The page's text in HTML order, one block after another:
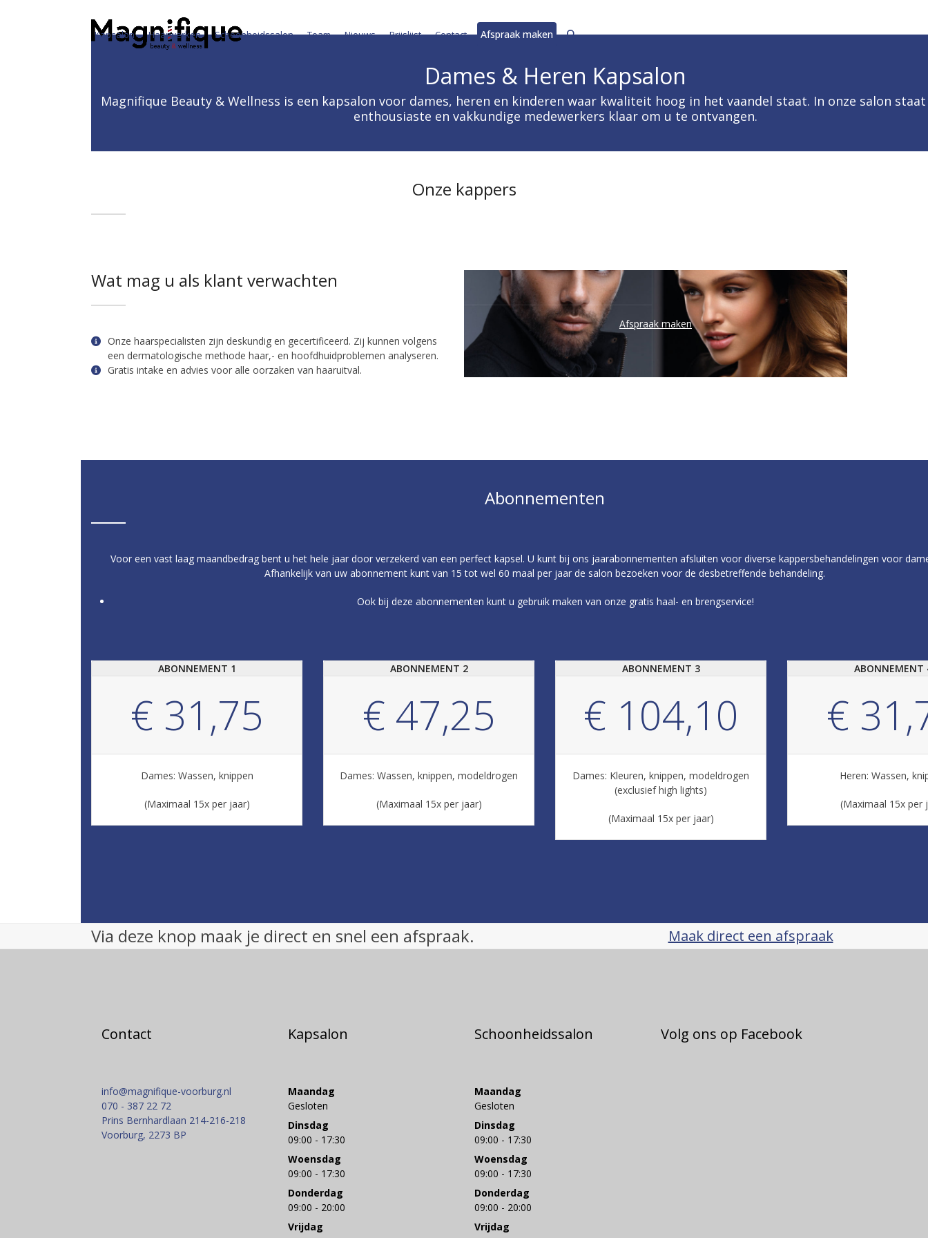
Kapsalon Haarwerken Schoonheidssalon Team Nieuws Prijslijst Contact Afspraak maken
Dames & Heren Kapsalon
Magnifique Beauty & Wellness is een kapsalon voor dames, heren en kinderen waar kwaliteit hoog in het vaandel staat. In onze salon
enthousiaste en vakkundige medewerkers klaar om u te ontvangen.
Onze kappers
Wat mag u als klant verwachten
Onze haarspecialisten zijn deskundig en gecertificeerd. Zij kunnen volgens
een dermatologische methode haar,- en hoofdhuidproblemen analyseren.
Gratis intake en advies voor alle oorzaken van haaruitval.
Afspraak maken
Abonnementen
Voor een vast laag maandbedrag bent u het hele jaar door verzekerd van een perfect kapsel. U kunt bij ons jaarabonnementen afsluiten voor diverse kappersbehandelingen voor
Afhankelijk van uw abonnement kunt van 15 tot wel 60 maal per jaar de salon bezoeken voor de desbetreffende behandeling.
Ook bij deze abonnementen kunt u gebruik maken van onze gratis haal- en brengservice!
ABONNEMENT 1
€ 31,75
Dames: Wassen, knippen
(Maximaal 15x per jaar)
ABONNEMENT 2
€ 47,25
Dames: Wassen, knippen, modeldrogen
(Maximaal 15x per jaar)
ABONNEMENT 3
€ 104,10
Dames: Kleuren, knippen, modeldrogen
(exclusief high lights)
(Maximaal 15x per jaar)
ABONNEMENT
€
Heren: Wassen,
(Maximaal 15x per
Via deze knop maak je direct en snel een afspraak. Maak direct een afspraak
Contact
info@magnifique-voorburg.nl
070 - 387 22 72
Prins Bernhardlaan 214-216-218
Voorburg, 2273 BP
Kapsalon
Maandag
Gesloten
Dinsdag
09:00 - 17:30
Woensdag
09:00 - 17:30
Donderdag
09:00 - 20:00
Vrijdag
Schoonheidssalon
Maandag
Gesloten
Dinsdag
09:00 - 17:30
Woensdag
09:00 - 17:30
Donderdag
09:00 - 20:00
Vrijdag
Volg ons op Facebook